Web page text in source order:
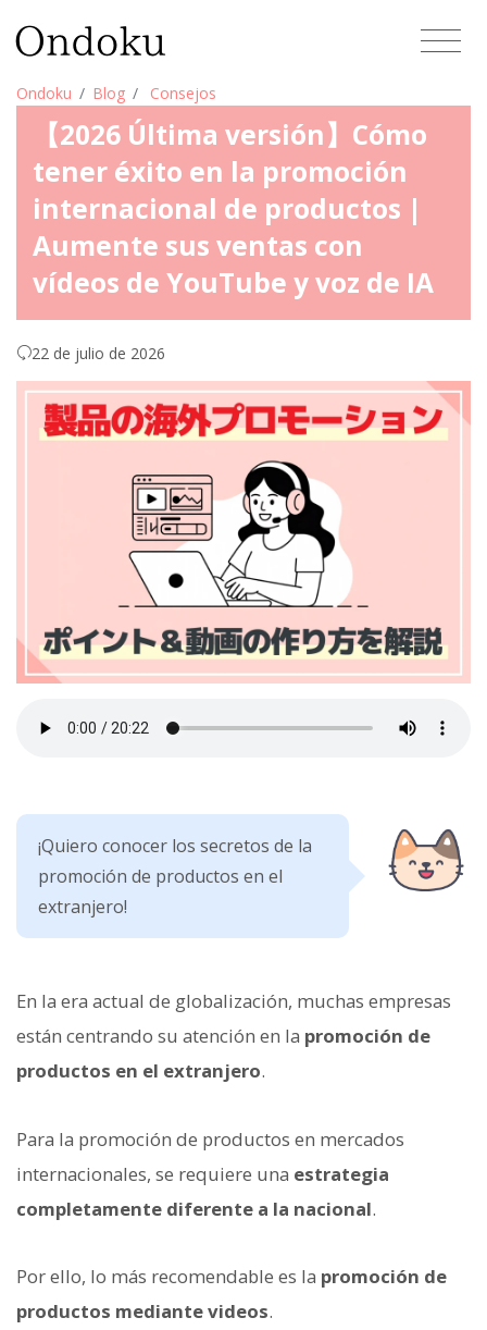
Ondoku Blog Consejos
【2026 Última versión】Cómo
tener éxito en la promoción
internacional de productos |
Aumente sus ventas con
vídeos de YouTube y voz de IA
22 de julio de 2026
¡Quiero conocer los secretos de la
promoción de productos en el
extranjero!
En la era actual de globalización, muchas empresas
están centrando su atención en la promoción de
productos en el extranjero.
Para la promoción de productos en mercados
internacionales, se requiere una estrategia
completamente diferente a la nacional.
Por ello, lo más recomendable es la promoción de
productos mediante videos.